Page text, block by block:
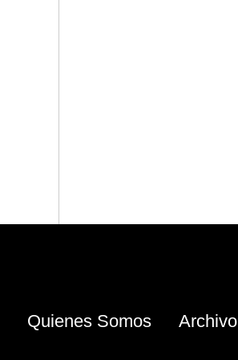
Quienes Somos Archivo